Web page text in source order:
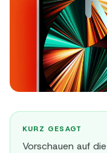
KURZ GESAGT
Vorschauen auf